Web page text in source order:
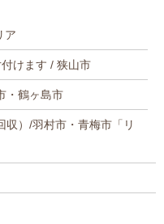
ア
けます / 狭山市
・鶴ヶ島市
収）/羽村市・青梅市「リ